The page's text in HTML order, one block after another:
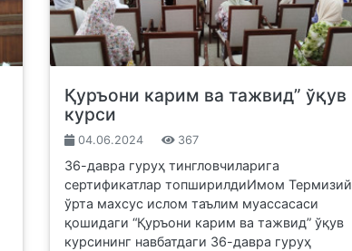
Қуръони карим ва тажвид” ўқув
курси
04.06.2024 367
36-давра гуруҳ тингловчиларига
сертификатлар топширилдиИмом Термизий
ўрта махсус ислом таълим муассасаси
қошидаги “Қуръони карим ва тажвид” ўқув
курсининг навбатдаги 36-давра гуруҳ